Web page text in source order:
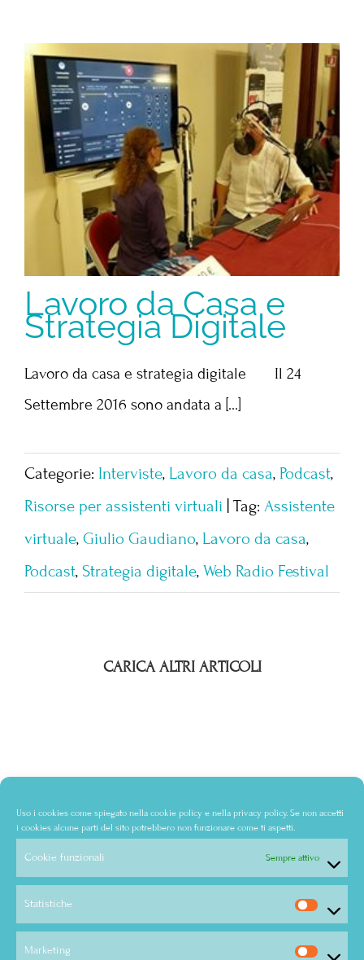
Uso i cookies come spiegato nella cookie policy e nella privacy policy. Se non accetti
i cookies alcune parti del sito potrebbero non funzionare come ti aspetti.
Cookie funzionali Sempre attivo
Statistiche
Marketing
Lavoro da Casa e
Strategia Digitale
Lavoro da casa e strategia digitale Il 24
Settembre 2016 sono andata a [...]
Categorie: Interviste, Lavoro da casa, Podcast,
Risorse per assistenti virtuali Tag: Assistente
virtuale, Giulio Gaudiano, Lavoro da casa,
Podcast, Strategia digitale, Web Radio Festival
CARICA ALTRI ARTICOLI